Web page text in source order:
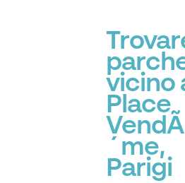
vicino
Place
VendÃ
´me,
Parigi